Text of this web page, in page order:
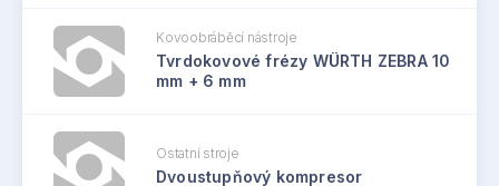
Kovoobráběcí nástroje
Tvrdokovové frézy WÜRTH ZEBRA 10
mm + 6 mm
Ostatní stroje
Dvoustupňový kompresor